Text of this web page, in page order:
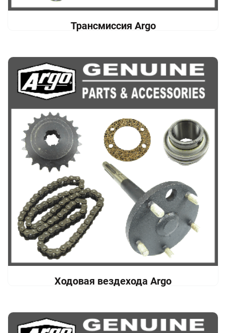
Трансмиссия Argo
Ходовая вездехода Argo